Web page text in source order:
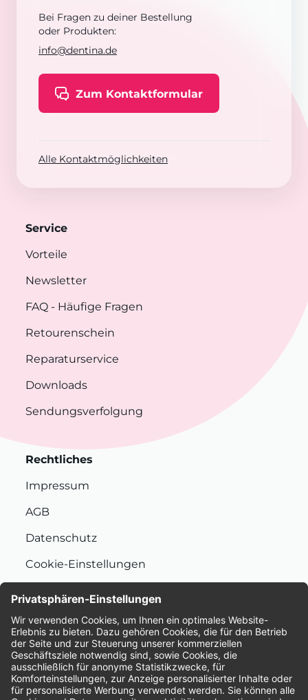
Bei Fragen zu deiner Bestellung
oder Produkten:
info@dentina.de
Zum Kontaktformular
Alle Kontaktmöglichkeiten
Service
Vorteile
Newsletter
FAQ - Häufige Fragen
Retourenschein
Reparaturservice
Downloads
Sendungsverfolgung
Rechtliches
Impressum
AGB
Datenschutz
Cookie-Einstellungen
Bewertungen